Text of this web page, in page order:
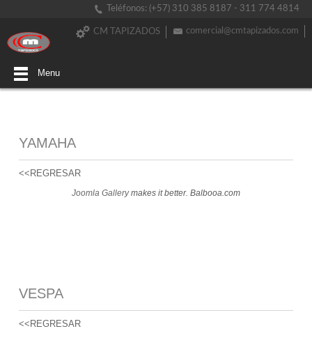
Teléfonos: (+57) 310 385 8187 - 311 774 4814
comercial@cmtapizados.com
CM TAPIZADOS
Menu
YAMAHA
<<REGRESAR
Joomla Gallerymakes it better. Balbooa.com
VESPA
<<REGRESAR